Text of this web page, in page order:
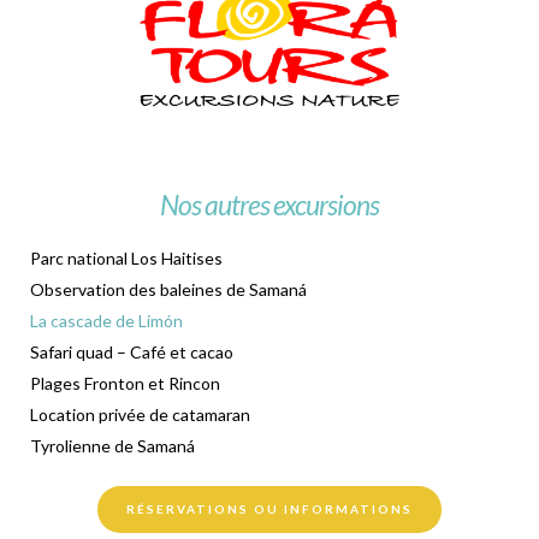
Nos autres excursions
Parc national Los Haitises
Observation des baleines de Samaná
La cascade de Limón
Safari quad – Café et cacao
Plages Fronton et Rincon
Location privée de catamaran
Tyrolienne de Samaná
RÉSERVATIONS OU INFORMATIONS